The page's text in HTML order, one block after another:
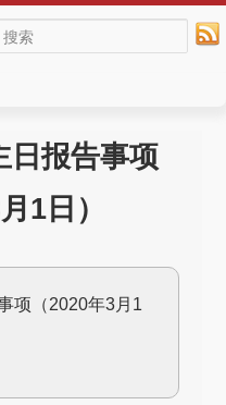
日报告事项
1日）
项（2020年3月1